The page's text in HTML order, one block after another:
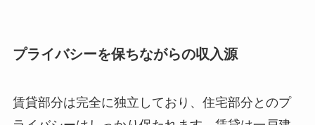
プライバシーを保ちながらの収入源
賃貸部分は完全に独立しており、住宅部分とのプ